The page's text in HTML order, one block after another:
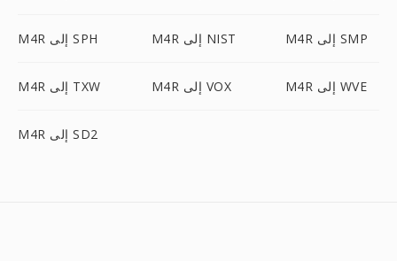
M4R إلى SPH M4R إلى NIST M4R إلى SMP
M4R إلى TXW M4R إلى VOX M4R إلى WVE
M4R إلى SD2